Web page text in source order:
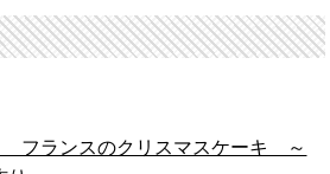
フランスのクリスマスケーキ ～